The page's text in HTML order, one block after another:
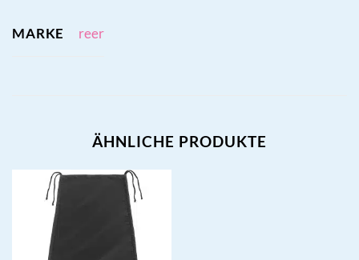
MARKE reer
ÄHNLICHE PRODUKTE